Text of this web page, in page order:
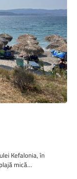
Kefalonia, în
mică…